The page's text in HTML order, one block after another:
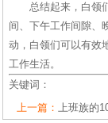
总结起来，白领
间、下午工作间隙、
动，白领们可以有效
工作生活。
关键词：
上一篇： 上班族的